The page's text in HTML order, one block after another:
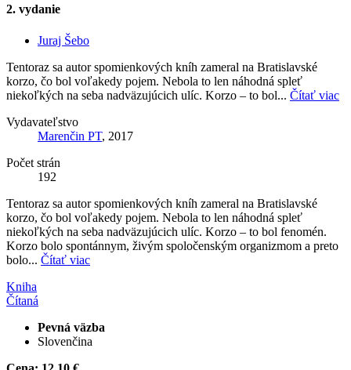
2. vydanie
Juraj Šebo
Tentoraz sa autor spomienkových kníh zameral na Bratislavské
korzo, čo bol voľakedy pojem. Nebola to len náhodná spleť
niekoľkých na seba nadväzujúcich ulíc. Korzo – to bol... Čítať viac
Vydavateľstvo
Marenčin PT, 2017
Počet strán
192
Tentoraz sa autor spomienkových kníh zameral na Bratislavské
korzo, čo bol voľakedy pojem. Nebola to len náhodná spleť
niekoľkých na seba nadväzujúcich ulíc. Korzo – to bol fenomén.
Korzo bolo spontánnym, živým spoločenským organizmom a preto
bolo... Čítať viac
Kniha
Čítaná
Pevná väzba
Slovenčina